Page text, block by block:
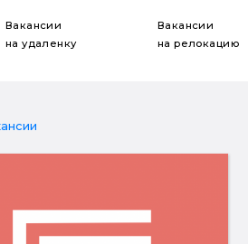
Вакансии
на удаленку
Вакансии
на релокацию